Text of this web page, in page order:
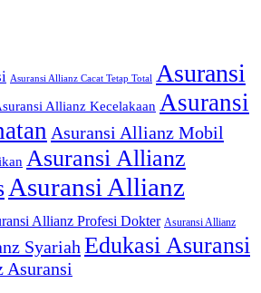
Asuransi Allianz Cacat Tetap Total
Asuransi
Allianz Kecelakaan Asuransi
Asuransi Allianz Mobil
Asuransi Allianz
Asuransi Allianz
Allianz Profesi Dokter Asuransi Allianz
Syariah Edukasi Asuransi
Asuransi